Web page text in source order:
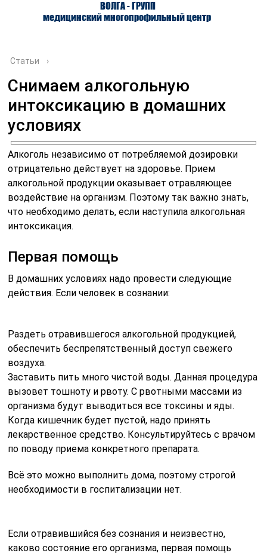
ВОЛГА - ГРУПП
медицинский многопрофильный центр
О ЦЕНТРЕ ВРАЧИ УСЛУГИ
Статьи ›
Снимаем алкогольную
интоксикацию в домашних
условиях
Алкоголь независимо от потребляемой дозировки
отрицательно действует на здоровье. Прием
алкогольной продукции оказывает отравляющее
воздействие на организм. Поэтому так важно знать,
что необходимо делать, если наступила алкогольная
интоксикация.
Первая помощь
В домашних условиях надо провести следующие
действия. Если человек в сознании:
Раздеть отравившегося алкогольной продукцией,
обеспечить беспрепятственный доступ свежего
воздуха.
Заставить пить много чистой воды. Данная процедура
вызовет тошноту и рвоту. С рвотными массами из
организма будут выводиться все токсины и яды.
Когда кишечник будет пустой, надо принять
лекарственное средство. Консультируйтесь с врачом
по поводу приема конкретного препарата.
Всё это можно выполнить дома, поэтому строгой
необходимости в госпитализации нет.
Если отравившийся без сознания и неизвестно,
каково состояние его организма, первая помощь